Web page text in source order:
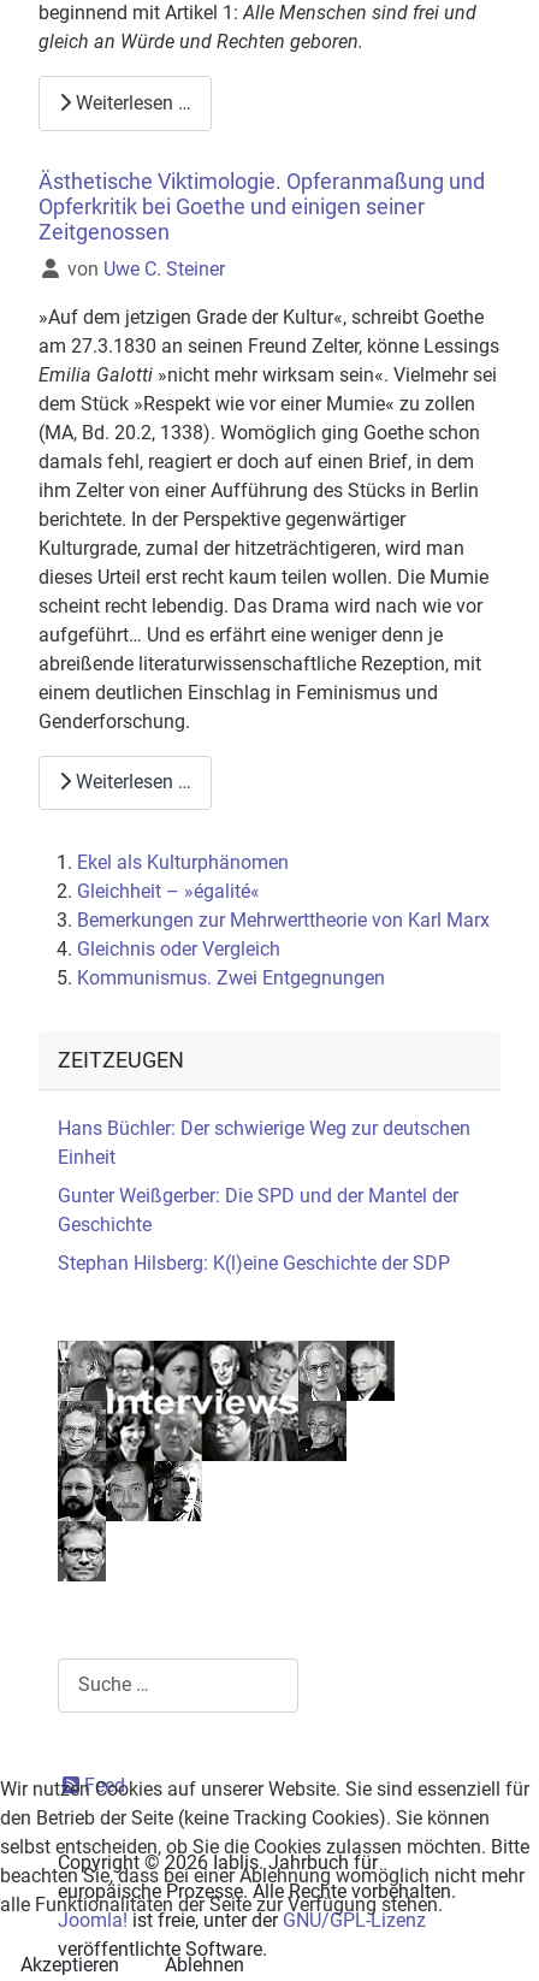
beginnend mit Artikel 1:Alle Menschen sind frei und
gleich an Würde und Rechten geboren.
Weiterlesen …
Ästhetische Viktimologie. Opferanmaßung und
Opferkritik bei Goethe und einigen seiner
Zeitgenossen
Details
von Uwe C. Steiner
»Auf dem jetzigen Grade der Kultur«, schreibt Goethe
am 27.3.1830 an seinen Freund Zelter, könne Lessings
Emilia Galotti »nicht mehr wirksam sein«. Vielmehr sei
dem Stück »Respekt wie vor einer Mumie« zu zollen
(MA, Bd. 20.2, 1338). Womöglich ging Goethe schon
damals fehl, reagiert er doch auf einen Brief, in dem
ihm Zelter von einer Aufführung des Stücks in Berlin
berichtete. In der Perspektive gegenwärtiger
Kulturgrade, zumal der hitzeträchtigeren, wird man
dieses Urteil erst recht kaum teilen wollen. Die Mumie
scheint recht lebendig. Das Drama wird nach wie vor
aufgeführt… Und es erfährt eine weniger denn je
abreißende literaturwissenschaftliche Rezeption, mit
einem deutlichen Einschlag in Feminismus und
Genderforschung.
Weiterlesen …
Ekel als Kulturphänomen
Gleichheit – »égalité«
Bemerkungen zur Mehrwerttheorie von Karl Marx
Gleichnis oder Vergleich
Kommunismus. Zwei Entgegnungen
ZEITZEUGEN
Hans Büchler: Der schwierige Weg zur deutschen
Einheit
Gunter Weißgerber: Die SPD und der Mantel der
Geschichte
Stephan Hilsberg: K(l)eine Geschichte der SDP
Feed
Copyright © 2026 Iablis. Jahrbuch für
europäische Prozesse. Alle Rechte vorbehalten.
Joomla! ist freie, unter der GNU/GPL-Lizenz
veröffentlichte Software.
Wir nutzen Cookies auf unserer Website. Sie sind essenziell für
den Betrieb der Seite (keine Tracking Cookies). Sie können
selbst entscheiden, ob Sie die Cookies zulassen möchten. Bitte
beachten Sie, dass bei einer Ablehnung womöglich nicht mehr
alle Funktionalitäten der Seite zur Verfügung stehen.
Akzeptieren Ablehnen